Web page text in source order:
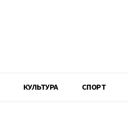
КУЛЬТУРА СПОРТ